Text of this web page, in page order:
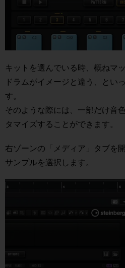
キットを選んでいる時、概ねマ
ドラムがイメージと違う、とい
す。
そのような際には、一部だけ音
タマイズすることができます。
右ゾーンの「メディア」タブを
サンプルを選択します。